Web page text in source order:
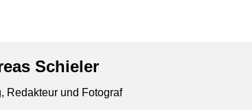
Schieler
Redakteur und Fotograf